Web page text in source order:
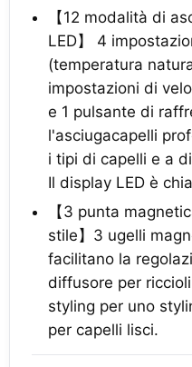
【12 modalità di
LED】 4
(temperatura
impostazioni di
e 1 pulsante di
l'asciugacapelli
i tipi di capelli e a
Il display LED è
【3 punta
stile】3 ugelli
facilitano la
diffusore per
styling per uno
per capelli lisci.